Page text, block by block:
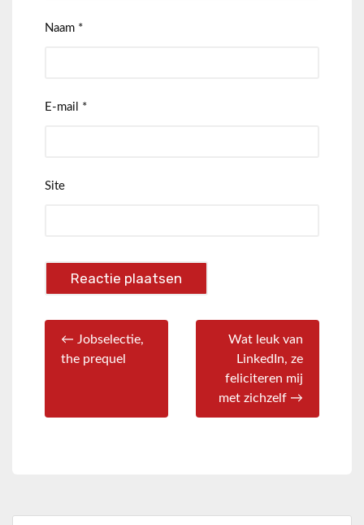
Naam *
E-mail *
Site
← Jobselectie,
the prequel
Wat leuk van
LinkedIn, ze
feliciteren mij
met zichzelf →